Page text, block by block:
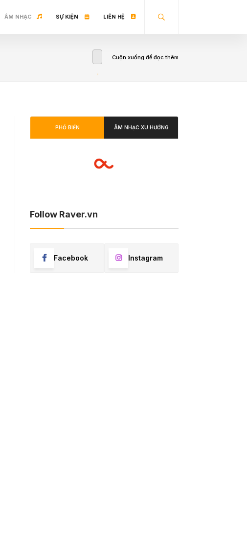
ÂM NHẠC SỰ KIỆN LIÊN HỆ
Cuộn xuống để đọc thêm
PHỔ BIẾN ÂM NHẠC XU HƯỚNG
Follow Raver.vn
Facebook Instagram